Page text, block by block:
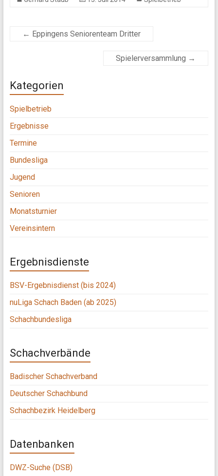
← Eppingens Seniorenteam Dritter
Spielerversammlung →
Kategorien
Spielbetrieb
Ergebnisse
Termine
Bundesliga
Jugend
Senioren
Monatsturnier
Vereinsintern
Ergebnisdienste
BSV-Ergebnisdienst (bis 2024)
nuLiga Schach Baden (ab 2025)
Schachbundesliga
Schachverbände
Badischer Schachverband
Deutscher Schachbund
Schachbezirk Heidelberg
Datenbanken
DWZ-Suche (DSB)